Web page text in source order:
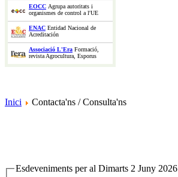
EOCC Agrupa autoritats i
organismes de control a l'UE
ENAC Entidad Nacional de
Acreditación
Associació L'Era Formació,
revista Agrocultura, Esporus
Inici
Contacta'ns / Consulta'ns
Esdeveniments per al Dimarts 2 Juny 2026